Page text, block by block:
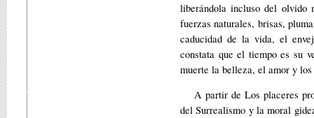
liberándola incluso del olvido
fuerzas naturales, brisas,
caducidad de la vida, el
constata que el tiempo es su
muerte la belleza, el amor y los
A partir de Los placeres
del Surrealismo y la moral